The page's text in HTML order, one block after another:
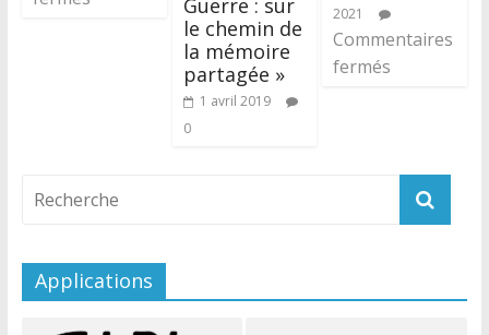
Guerre : sur
le chemin de
la mémoire
partagée »
1 avril 2019
0
2021
Commentaires
fermés
Applications